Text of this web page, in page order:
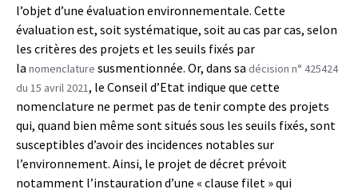
l’objet d’une évaluation environnementale. Cette
évaluation est, soit systématique, soit au cas par cas, selon
les critères des projets et les seuils fixés par
la nomenclature susmentionnée. Or, dans sa décision n° 425424
du 15 avril 2021, le Conseil d’Etat indique que cette
nomenclature ne permet pas de tenir compte des projets
qui, quand bien même sont situés sous les seuils fixés, sont
susceptibles d’avoir des incidences notables sur
l’environnement. Ainsi, le projet de décret prévoit
notamment l’instauration d’une « clause filet » qui